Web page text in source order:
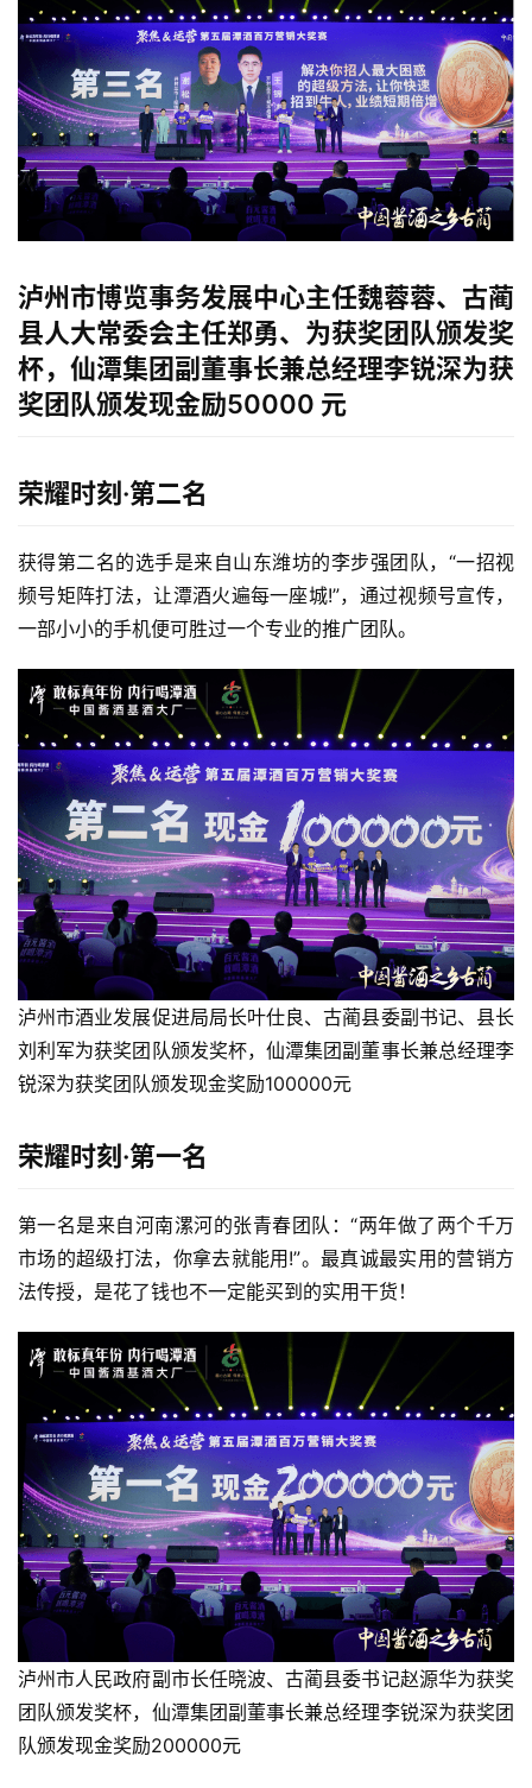
泸州市博览事务发展中心主任魏蓉蓉、 古蔺
县人大常委会主任郑勇、为获奖团队颁发奖
杯，仙潭集团副董事长兼总经理李锐深为获
奖团队颁发现金励50000 元
荣耀时刻·第二名
获得第二名的选手是来自山东潍坊的李步强团队，“一招视
频号矩阵打法，让潭酒火遍每一座城!”，通过视频号宣传，
一部小小的手机便可胜过一个专业的推广团队。
泸州市酒业发展促进局局长叶仕良、古蔺县委副书记、县长
刘利军为获奖团队颁发奖杯，仙潭集团副董事长兼总经理李
锐深为获奖团队颁发现金奖励100000元
荣耀时刻·第一名
第一名是来自河南漯河的张青春团队：“两年做了两个千万
市场的超级打法，你拿去就能用!”。最真诚最实用的营销方
法传授，是花了钱也不一定能买到的实用干货！
泸州市人民政府副市长任晓波、古蔺县委书记赵源华为获奖
团队颁发奖杯，仙潭集团副董事长兼总经理李锐深为获奖团
队颁发现金奖励200000元